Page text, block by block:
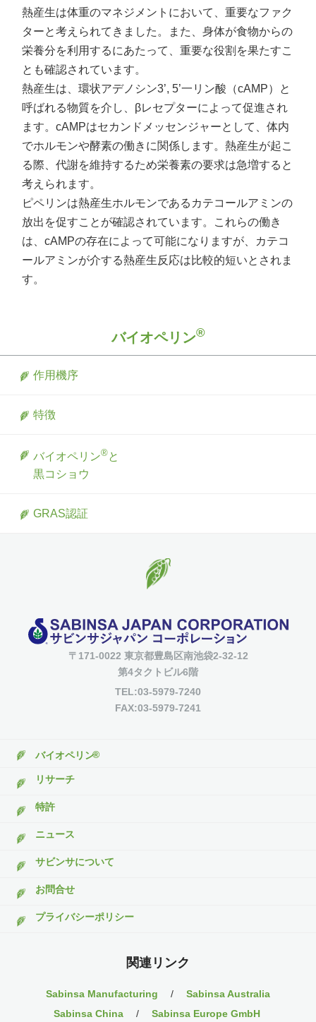
熱産生は体重のマネジメントにおいて、重要なファク
ターと考えられてきました。また、身体が食物からの
栄養分を利用するにあたって、重要な役割を果たすこ
とも確認されています。
熱産生は、環状アデノシン3’, 5’一リン酸（cAMP）と
呼ばれる物質を介し、βレセプターによって促進され
ます。cAMPはセカンドメッセンジャーとして、体内
でホルモンや酵素の働きに関係します。熱産生が起こ
る際、代謝を維持するため栄養素の要求は急増すると
考えられます。
ピペリンは熱産生ホルモンであるカテコールアミンの
放出を促すことが確認されています。これらの働き
は、cAMPの存在によって可能になりますが、カテコ
ールアミンが介する熱産生反応は比較的短いとされま
す。
バイオペリン®
作用機序
特徴
バイオペリン®と
黒コショウ
GRAS認証
〒171-0022 東京都豊島区南池袋2-32-12
第4タクトビル6階
TEL:03-5979-7240
FAX:03-5979-7241
バイオペリン®
リサーチ
特許
ニュース
サビンサについて
お問合せ
プライバシーポリシー
関連リンク
Sabinsa Manufacturing /
Sabinsa Australia
Sabinsa China
/ Sabinsa Europe GmbH